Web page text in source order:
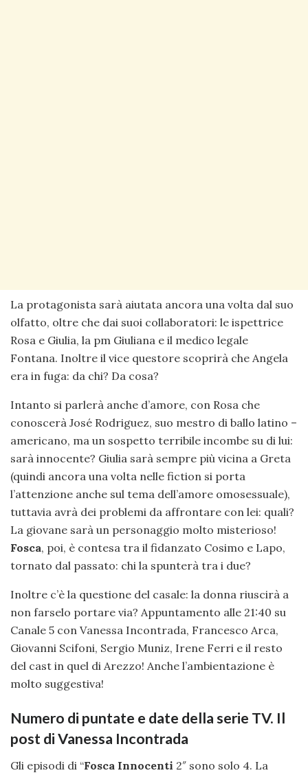
La protagonista sarà aiutata ancora una volta dal suo
olfatto, oltre che dai suoi collaboratori: le ispettrice
Rosa e Giulia, la pm Giuliana e il medico legale
Fontana. Inoltre il vice questore scoprirà che Angela
era in fuga: da chi? Da cosa?
Intanto si parlerà anche d’amore, con Rosa che
conoscerà José Rodriguez, suo mestro di ballo latino –
americano, ma un sospetto terribile incombe su di lui:
sarà innocente? Giulia sarà sempre più vicina a Greta
(quindi ancora una volta nelle fiction si porta
l’attenzione anche sul tema dell’amore omosessuale),
tuttavia avrà dei problemi da affrontare con lei: quali?
La giovane sarà un personaggio molto misterioso!
Fosca, poi, è contesa tra il fidanzato Cosimo e Lapo,
tornato dal passato: chi la spunterà tra i due?
Inoltre c’è la questione del casale: la donna riuscirà a
non farselo portare via? Appuntamento alle 21:40 su
Canale 5 con Vanessa Incontrada, Francesco Arca,
Giovanni Scifoni, Sergio Muniz, Irene Ferri e il resto
del cast in quel di Arezzo! Anche l’ambientazione è
molto suggestiva!
Numero di puntate e date della serie TV. Il
post di Vanessa Incontrada
Gli episodi di “Fosca Innocenti 2″ sono solo 4. La